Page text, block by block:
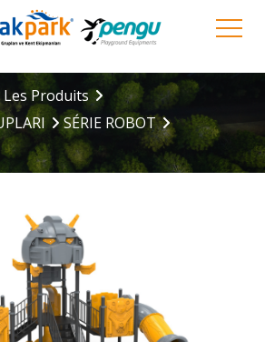
Les Produits
SÉRIE ROBOT